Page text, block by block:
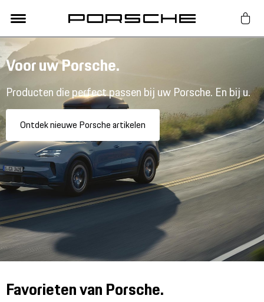
Lifestyle
Auto Accessoires
Classic
Nieuw
Porsche finder
Voor uw Porsche.
Producten die perfect passen bij uw Porsche. En bij u.
Ontdek nieuwe Porsche artikelen
Favorieten van Porsche.